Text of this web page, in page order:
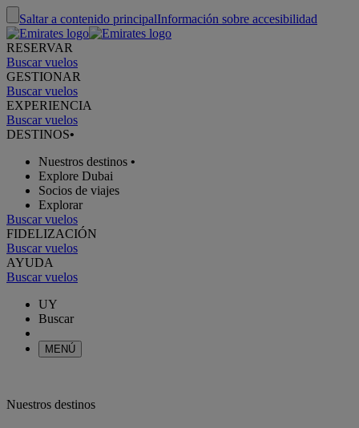
Saltar a contenido principalInformación sobre accesibilidad
RESERVAR
Buscar vuelos
GESTIONAR
Buscar vuelos
EXPERIENCIA
Buscar vuelos
DESTINOS•
Nuestros destinos •
Explore Dubai
Socios de viajes
Explorar
Buscar vuelos
FIDELIZACIÓN
Buscar vuelos
AYUDA
Buscar vuelos
UY
Buscar
MENÚ
Nuestros destinos